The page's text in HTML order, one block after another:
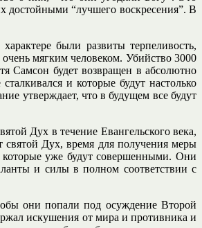
достойными “лучшего воскресения”. В
были развиты терпеливость,
мягким человеком. Убийство 3000
Самсон будет возвращен в абсолютно
и которые будут настолько
утверждает, что в будущем все будут
Дух в течение Евангельского века,
святой Дух, время для получения меры
которые уже будут совершенными. Они
и силы в полном соответствии с
они попали под осуждение Второй
искушения от мира и противника и